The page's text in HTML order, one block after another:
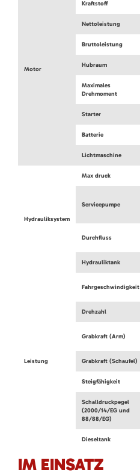
Motor
Kraftstoff
Nettoleistung
Bruttoleistung
Hubraum
Maximales
Drehmoment
Starter
Batterie
Lichtmaschine
Hydrauliksystem
Max druck
Servicepumpe
Durchfluss
Hydrauliktank
Leistung
Fahrgeschwindigkeit
Drehzahl
Grabkraft (Arm)
Grabkraft (Schaufel)
Steigfähigkeit
Schalldruckpegel
(2000/14/EG und
88/88/EG)
Dieseltank
IM EINSATZ